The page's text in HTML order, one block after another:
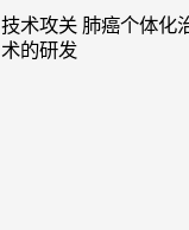
技术攻关 肺癌个体化治疗性疫苗关键技
术的研发